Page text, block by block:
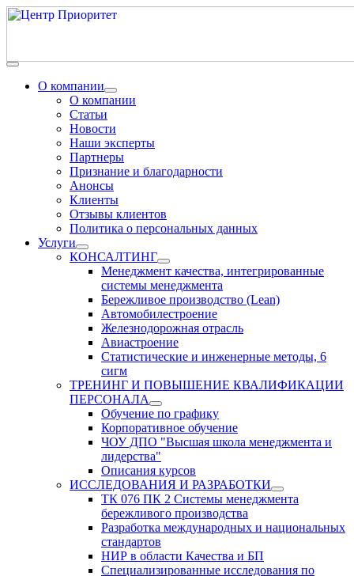
О компании
О компании
Статьи
Новости
Наши эксперты
Партнеры
Признание и благодарности
Анонсы
Клиенты
Отзывы клиентов
Политика о персональных данных
Услуги
КОНСАЛТИНГ
Менеджмент качества, интегрированные
системы менеджмента
Бережливое производство (Lean)
Автомобилестроение
Железнодорожная отрасль
Авиастроение
Статистические и инженерные методы, 6
сигм
ТРЕНИНГ И ПОВЫШЕНИЕ КВАЛИФИКАЦИИ
ПЕРСОНАЛА
Обучение по графику
Корпоративное обучение
ЧОУ ДПО "Высшая школа менеджмента и
лидерства"
Описания курсов
ИССЛЕДОВАНИЯ И РАЗРАБОТКИ
ТК 076 ПК 2 Системы менеджмента
бережливого производства
Разработка международных и национальных
стандартов
НИР в области Качества и БП
Специализированные исследования по